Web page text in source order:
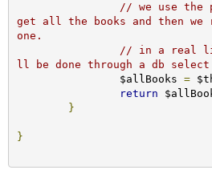
// we use the
get all the books and then we
one.
// in a real
ll be done through a db select
		$allBooks
=
return
}
}